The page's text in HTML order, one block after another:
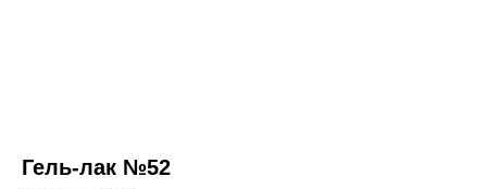
Гель-лак №52